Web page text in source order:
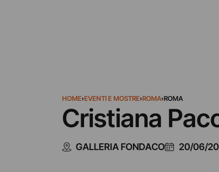
HOME›EVENTI E MOSTRE›ROMA›ROMA
Cristiana
GALLERIA FONDACO 20/06/